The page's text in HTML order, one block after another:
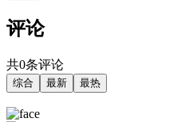
评论
共0条评论
综合 最新 最热